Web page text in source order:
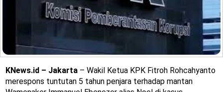
KNews.id – Jakarta – Wakil Ketua KPK Fitroh Rohcahyanto
merespons tuntutan 5 tahun penjara terhadap mantan